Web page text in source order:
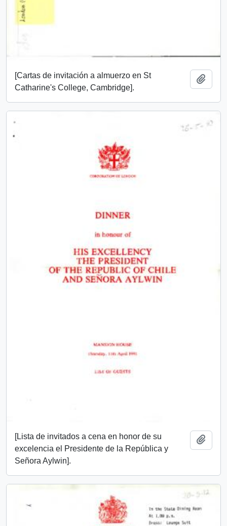
[Cartas de invitación a almuerzo en St
Catharine's College, Cambridge].
[Lista de invitados a cena en honor de su
excelencia el Presidente de la República y
Señora Aylwin].